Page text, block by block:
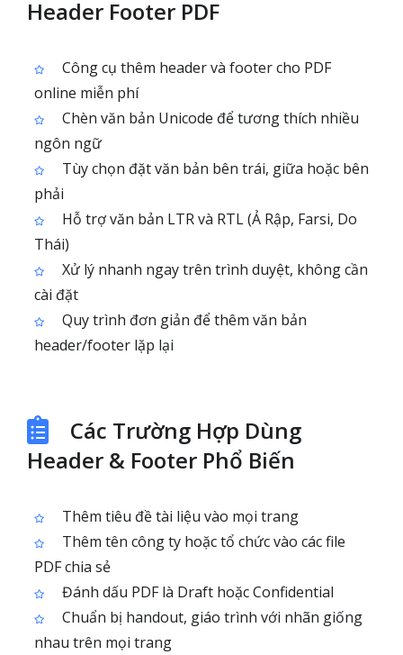
Header Footer PDF
Công cụ thêm header và footer cho PDF
online miễn phí
Chèn văn bản Unicode để tương thích nhiều
ngôn ngữ
Tùy chọn đặt văn bản bên trái, giữa hoặc bên
phải
Hỗ trợ văn bản LTR và RTL (Ả Rập, Farsi, Do
Thái)
Xử lý nhanh ngay trên trình duyệt, không cần
cài đặt
Quy trình đơn giản để thêm văn bản
header/footer lặp lại
Các Trường Hợp Dùng
Header & Footer Phổ Biến
Thêm tiêu đề tài liệu vào mọi trang
Thêm tên công ty hoặc tổ chức vào các file
PDF chia sẻ
Đánh dấu PDF là Draft hoặc Confidential
Chuẩn bị handout, giáo trình với nhãn giống
nhau trên mọi trang